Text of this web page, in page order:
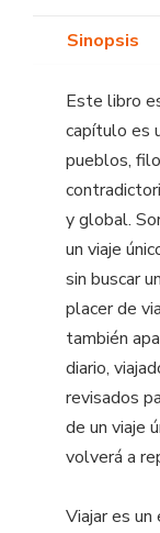
Sinopsis
Este libro
capítulo es
pueblos,
y global.
un viaje
sin buscar
placer de
también
diario,
revisados
de un viaje
volverá a
Viajar es un